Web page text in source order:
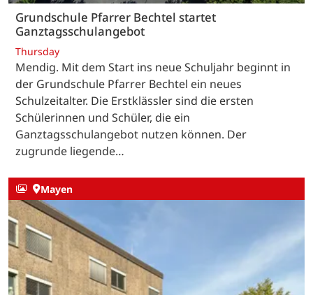
Grundschule Pfarrer Bechtel startet
Ganztagsschulangebot
Thursday
Mendig. Mit dem Start ins neue Schuljahr beginnt in
der Grundschule Pfarrer Bechtel ein neues
Schulzeitalter. Die Erstklässler sind die ersten
Schülerinnen und Schüler, die ein
Ganztagsschulangebot nutzen können. Der
zugrunde liegende…
Mayen